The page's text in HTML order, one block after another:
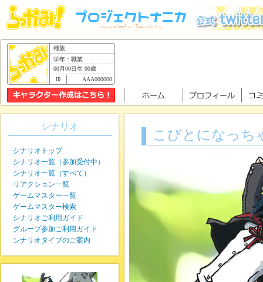
種族
学年：職業
00月00日生 00歳
AAA000000
こびとになっち
シナリオ
シナリオトップ
シナリオ一覧（参加受付中）
シナリオ一覧（すべて）
リアクション一覧
ゲームマスター一覧
ゲームマスター検索
シナリオご利用ガイド
グループ参加ご利用ガイド
シナリオタイプのご案内